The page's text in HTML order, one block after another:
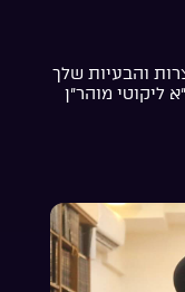
והבעיות שלך
ליקוטי מוהר”ן